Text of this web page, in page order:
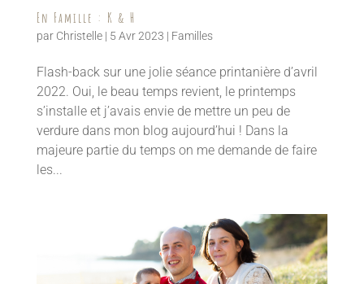
En Famille : K & H
par Christelle| 5 Avr 2023 | Familles
Flash-back sur une jolie séance printanière d’avril
2022. Oui, le beau temps revient, le printemps
s’installe et j’avais envie de mettre un peu de
verdure dans mon blog aujourd’hui ! Dans la
majeure partie du temps on me demande de faire
les...